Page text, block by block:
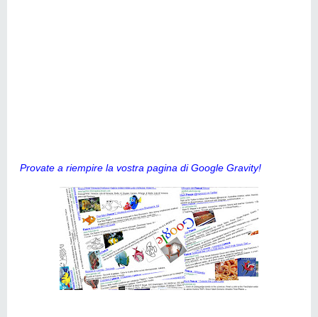
Provate a riempire la vostra pagina di Google Gravity!